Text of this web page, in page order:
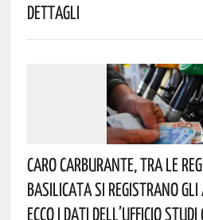
Dettagli
Caro Carburante, Tra Le
Basilicata Si Registrano
Ecco I Dati Dell’Ufficio Studi